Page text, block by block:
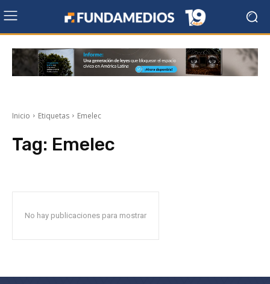
Inicio Etiquetas Emelec
Tag: Emelec
No hay publicaciones para mostrar